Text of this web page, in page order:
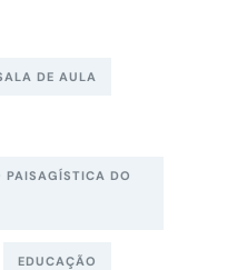
DE AULA
PAISAGÍSTICA DO
EDUCAÇÃO